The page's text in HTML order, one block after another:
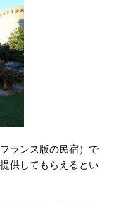
ランス版の民宿）で
供してもらえるとい